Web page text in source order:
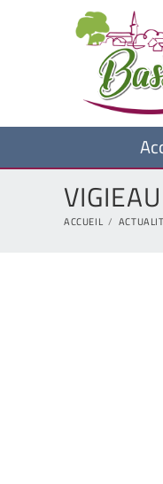
VIGIEAU
ACCUEIL /